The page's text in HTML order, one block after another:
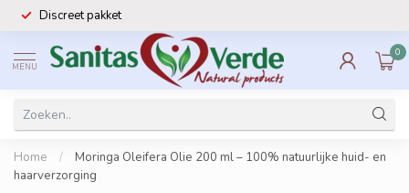
Discreet pakket
MENU
0
Home /
Moringa Oleifera Olie 200 ml – 100% natuurlijke huid- en
haarverzorging